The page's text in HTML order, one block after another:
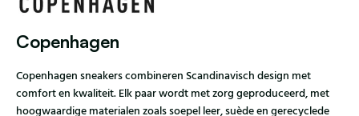
Copenhagen
Copenhagen sneakers combineren Scandinavisch design met
comfort en kwaliteit. Elk paar wordt met zorg geproduceerd, met
hoogwaardige materialen zoals soepel leer, suède en gerecyclede